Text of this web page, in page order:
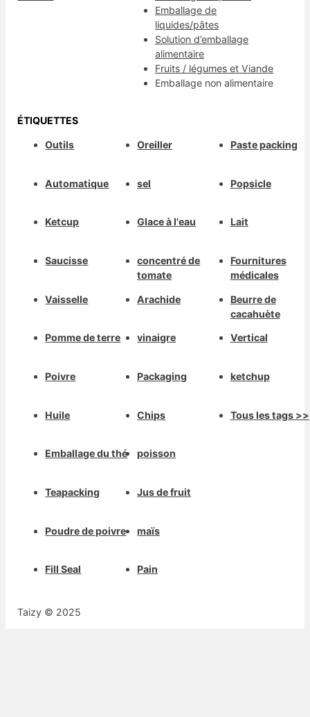
Emballage de
liquides/pâtes
Solution d’emballage
alimentaire
Fruits / légumes et Viande
Emballage non alimentaire
ÉTIQUETTES
Outils
Automatique
Ketcup
Saucisse
Vaisselle
Pomme de terre
Poivre
Huile
Emballage du thé
Teapacking
Poudre de poivre
Fill Seal
Oreiller
sel
Glace à l'eau
concentré de
tomate
Arachide
vinaigre
Packaging
Chips
poisson
Jus de fruit
maïs
Pain
Paste packing
Popsicle
Lait
Fournitures
médicales
Beurre de
cacahuète
Vertical
ketchup
Tous les tags >>
Taizy © 2025